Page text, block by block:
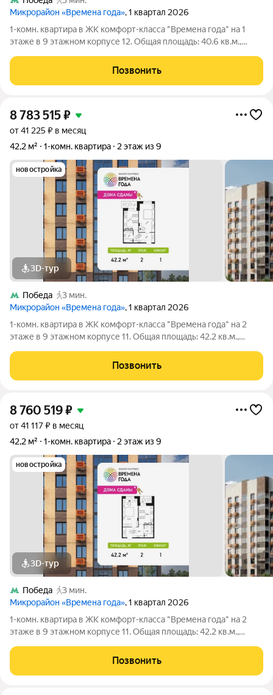
Микрорайон «Времена года», 1 квартал 2026
1-комн. квартира в ЖК комфорт-класса "Времена года" на 1
этаже в 9 этажном корпусе 12. Общая площадь: 40.6 кв.м.,
современный жилой комплекс комфорт-класса,
расположенный в тихом и зеленом
Позвонить
8 783 515₽
от 41 225 ₽ в месяц
42,2 м²
1-комн. квартира 2 этаж из 9
новостройка
3D-тур
Победа
3 мин.
Микрорайон «Времена года», 1 квартал 2026
1-комн. квартира в ЖК комфорт-класса "Времена года" на 2
этаже в 9 этажном корпусе 11. Общая площадь: 42.2 кв.м.,
современный жилой комплекс комфорт-класса,
расположенный в тихом и зеленом
Позвонить
8 760 519₽
от 41 117 ₽ в месяц
42,2 м²
1-комн. квартира 2 этаж из 9
новостройка
3D-тур
Победа
3 мин.
Микрорайон «Времена года», 1 квартал 2026
1-комн. квартира в ЖК комфорт-класса "Времена года" на 2
этаже в 9 этажном корпусе 11. Общая площадь: 42.2 кв.м.,
современный жилой комплекс комфорт-класса,
расположенный в тихом и зеленом
Позвонить